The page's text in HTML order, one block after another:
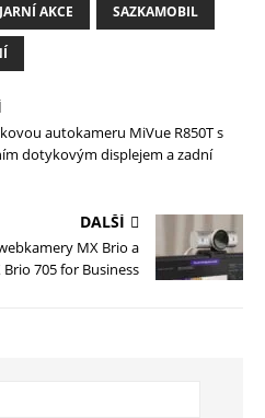
JARNÍ AKCE SAZKAMOBIL
autokameru MiVue R850T s
dotykovým displejem a zadní
DALŠÍ
MX Brio a
Brio 705 for Business